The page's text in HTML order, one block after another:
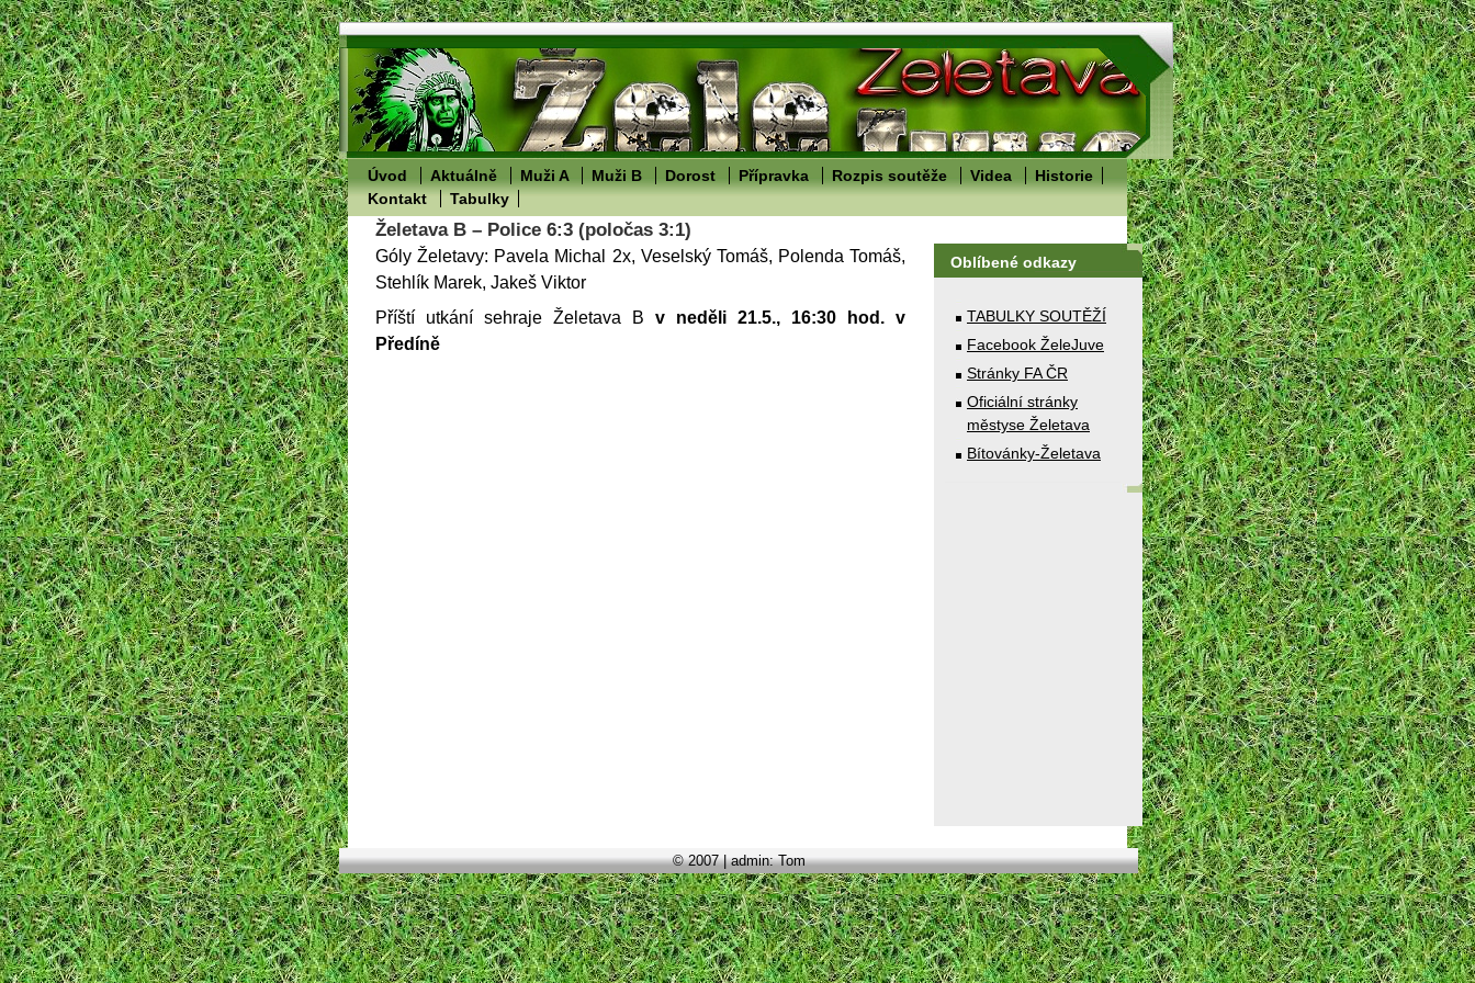
Úvod Aktuálně Muži A Muži B Dorost Přípravka Rozpis soutěže Videa
Historie
Kontakt
Tabulky
Oblíbené odkazy
TABULKY SOUTĚŽÍ
Facebook ŽeleJuve
Stránky FA ČR
Oficiální stránky
městyse Želetava
Bítovánky-Želetava
Želetava B – Police 6:3 (poločas 3:1)
Góly Želetavy: Pavela Michal 2x, Veselský Tomáš, Polenda Tomáš,
Stehlík Marek, Jakeš Viktor
Příští utkání sehraje Želetava B v neděli 21.5., 16:30 hod. v
Předíně
© 2007 | admin: Tom